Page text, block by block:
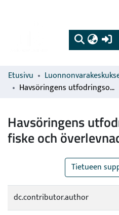
Etusivu
Havsöringens utfodringsområden, fiske och överlevnadsmöjligheter
Havsöringens
fiske och
Tietueen
dc.contributor.author